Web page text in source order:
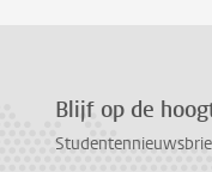
Blijf op de